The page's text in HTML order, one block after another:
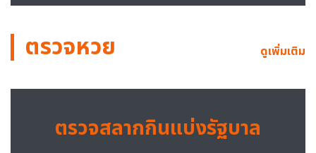
ตรวจหวย ดูเพิ่มเติม
ตรวจสลากกินแบ่งรัฐบาล